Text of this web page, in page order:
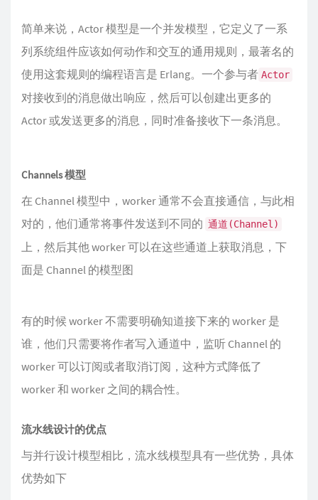
简单来说，Actor 模型是一个并发模型，它定义了一系
列系统组件应该如何动作和交互的通用规则，最著名的
使用这套规则的编程语言是 Erlang。一个参与者 Actor
对接收到的消息做出响应，然后可以创建出更多的
Actor 或发送更多的消息，同时准备接收下一条消息。
Channels 模型
在 Channel 模型中，worker 通常不会直接通信，与此相
对的，他们通常将事件发送到不同的 通道(Channel)
上，然后其他 worker 可以在这些通道上获取消息，下
面是 Channel 的模型图
有的时候 worker 不需要明确知道接下来的 worker 是
谁，他们只需要将作者写入通道中，监听 Channel 的
worker 可以订阅或者取消订阅，这种方式降低了
worker 和 worker 之间的耦合性。
流水线设计的优点
与并行设计模型相比，流水线模型具有一些优势，具体
优势如下